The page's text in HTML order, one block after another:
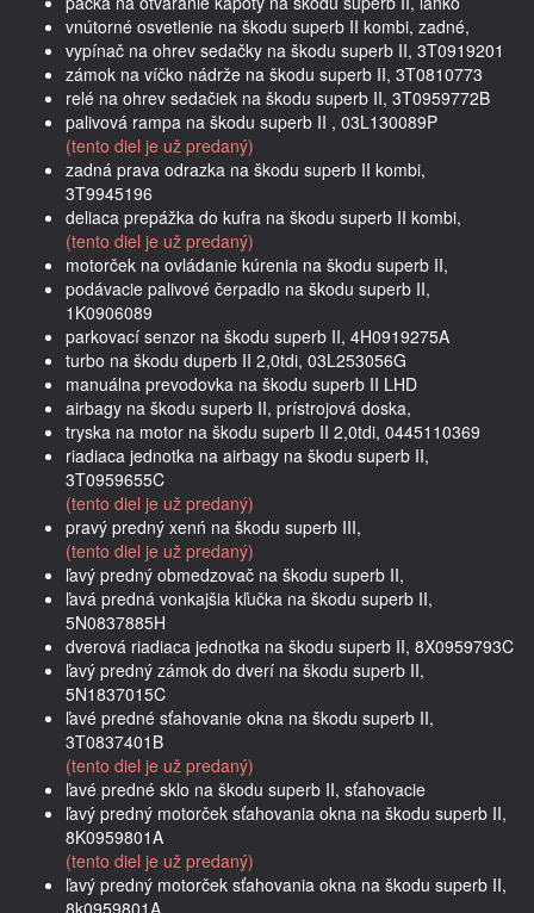
vnútorné osvetlenie na škodu superb II kombi, zadné,
vypínač na ohrev sedačky na škodu superb II, 3T0919201
zámok na víčko nádrže na škodu superb II, 3T0810773
relé na ohrev sedačiek na škodu superb II, 3T0959772B
palivová rampa na škodu superb II , 03L130089P
(tento diel je už predaný)
zadná prava odrazka na škodu superb II kombi,
3T9945196
deliaca prepážka do kufra na škodu superb II kombi,
(tento diel je už predaný)
motorček na ovládanie kúrenia na škodu superb II,
podávacie palivové čerpadlo na škodu superb II,
1K0906089
parkovací senzor na škodu superb II, 4H0919275A
turbo na škodu duperb II 2,0tdi, 03L253056G
manuálna prevodovka na škodu superb II LHD
airbagy na škodu superb II, prístrojová doska,
tryska na motor na škodu superb II 2,0tdi, 0445110369
riadiaca jednotka na airbagy na škodu superb II,
3T0959655C
(tento diel je už predaný)
pravý predný xenń na škodu superb III,
(tento diel je už predaný)
ľavý predný obmedzovač na škodu superb II,
ľavá predná vonkajšia kľučka na škodu superb II,
5N0837885H
dverová riadiaca jednotka na škodu superb II, 8X0959793C
ľavý predný zámok do dverí na škodu superb II,
5N1837015C
ľavé predné sťahovanie okna na škodu superb II,
3T0837401B
(tento diel je už predaný)
ľavé predné sklo na škodu superb II, sťahovacie
ľavý predný motorček sťahovania okna na škodu superb II,
8K0959801A
(tento diel je už predaný)
ľavý predný motorček sťahovania okna na škodu superb II,
8k0959801A